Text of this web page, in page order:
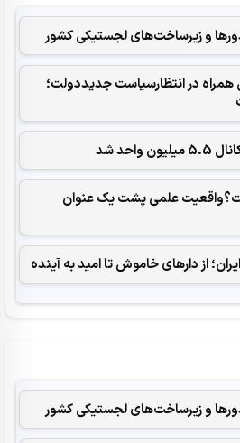
و زیرساخت‌های لجستیکی کشور
در انتظارسیاست جدیددولت؛
شد
علمی پشت یک عنوان
از دارهای خاموش تا امید به آینده
و زیرساخت‌های لجستیکی کشور